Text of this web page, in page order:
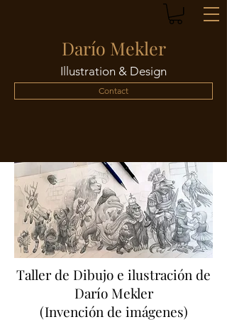
Darío Mekler
Illustration & Design
Contact
Taller de Dibujo e ilustración de
Darío Mekler
(Invención de imágenes)